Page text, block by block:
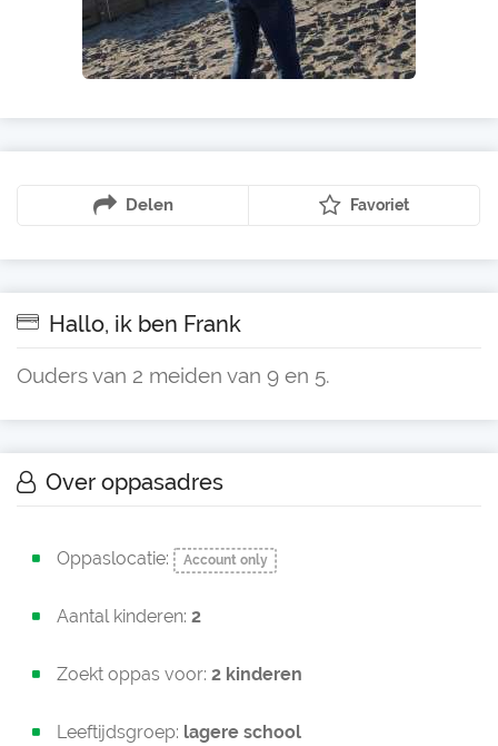
Delen Favoriet
Hallo, ik ben Frank
Ouders van 2 meiden van 9 en 5.
Over oppasadres
Oppaslocatie: Account only
Aantal kinderen: 2
Zoekt oppas voor: 2 kinderen
Leeftijdsgroep: lagere school